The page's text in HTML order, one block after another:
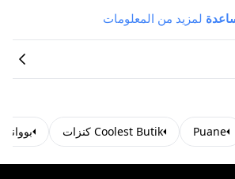
لمزيد من المعلومات
Puane Coolest Butik كنزات